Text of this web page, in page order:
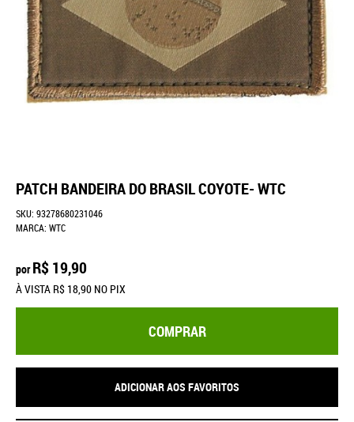
PATCH BANDEIRA DO BRASIL COYOTE- WTC
SKU: 93278680231046
MARCA: WTC
por R$ 19,90
À VISTA R$ 18,90 NO PIX
COMPRAR
ADICIONAR AOS FAVORITOS